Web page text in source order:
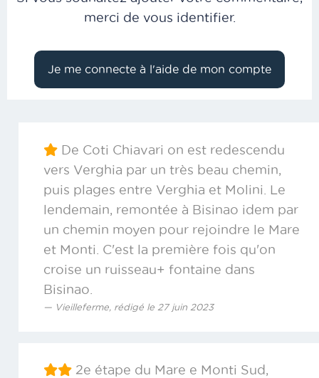
merci de vous identifier.
De Coti Chiavari on est redescendu
vers Verghia par un très beau chemin,
puis plages entre Verghia et Molini. Le
lendemain, remontée à Bisinao idem par
un chemin moyen pour rejoindre le Mare
et Monti. C'est la première fois qu'on
croise un ruisseau+ fontaine dans
Bisinao.
Vieilleferme, rédigé le 27 juin 2023
2e étape du Mare e Monti Sud,